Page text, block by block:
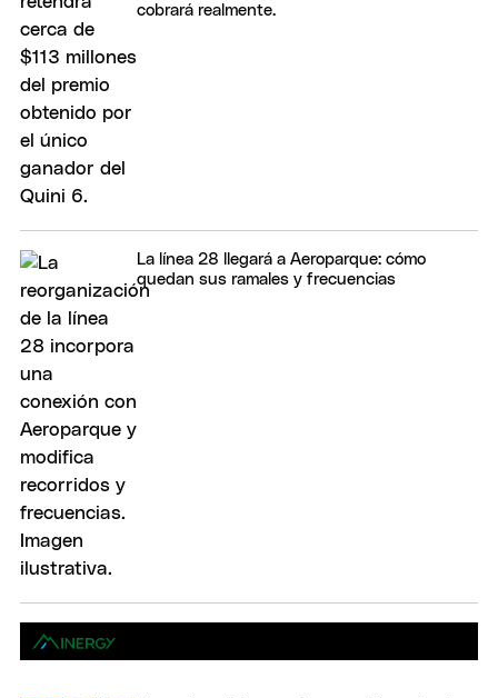
cobrará realmente.
La línea 28 llegará a Aeroparque: cómo
quedan sus ramales y frecuencias